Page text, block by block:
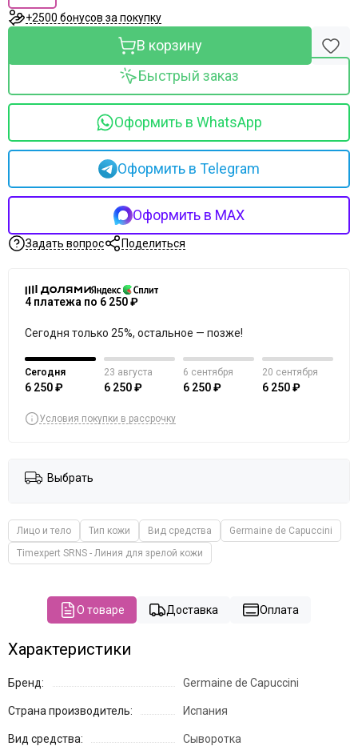
Mesopharm Professional
Ondevie
Phytomer
Reviderm
Shiki No Nagomi
Skeyndor
Skinosophy
Skin Resist
Skintellectual Solutions
The Potted Plant
Theraphyto
VERAMORE
YU.R Skin Solution
+2500 бонусов за покупку
В корзину
Оформить в WhatsApp
Оформить в Telegram
Оформить в MAX
Быстрый заказ
Задать вопрос Поделиться
4 платежа по 6 250 ₽
Сегодня только 25%, остальное — позже!
Сегодня
6 250 ₽
23 августа
6 250 ₽
6 сентября
6 250 ₽
20 сентября
6 250 ₽
Условия покупки в рассрочку
Выбрать
Лицо и тело Тип кожи Вид средства
Germaine de Capuccini
Timexpert SRNS - Линия для зрелой кожи
О товаре Доставка Оплата
Характеристики
Бренд: Germaine de Capuccini
Страна производитель: Испания
Вид средства: Сыворотка